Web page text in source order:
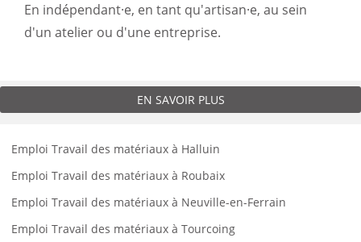
En indépendant·e, en tant qu'artisan·e, au sein
d'un atelier ou d'une entreprise.
EN SAVOIR PLUS
Emploi Travail des matériaux à Halluin
Emploi Travail des matériaux à Roubaix
Emploi Travail des matériaux à Neuville-en-Ferrain
Emploi Travail des matériaux à Tourcoing